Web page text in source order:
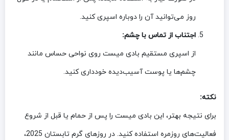
روز می‌توانید آن را دوباره اسپری کنید.
اجتناب از تماس با چشم:
از اسپری مستقیم بادی میست روی نواحی حساس مانند
چشم‌ها یا پوست آسیب‌دیده خودداری کنید.
نکته:
برای نتیجه بهتر، این بادی میست را پس از حمام یا قبل از شروع
فعالیت‌های روزمره استفاده کنید. در روزهای گرم تابستان 2025،